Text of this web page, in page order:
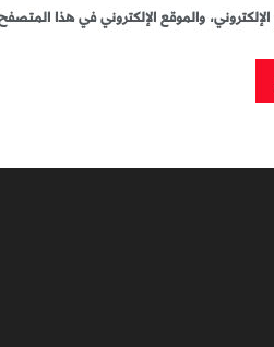
والموقع الإلكتروني في هذا